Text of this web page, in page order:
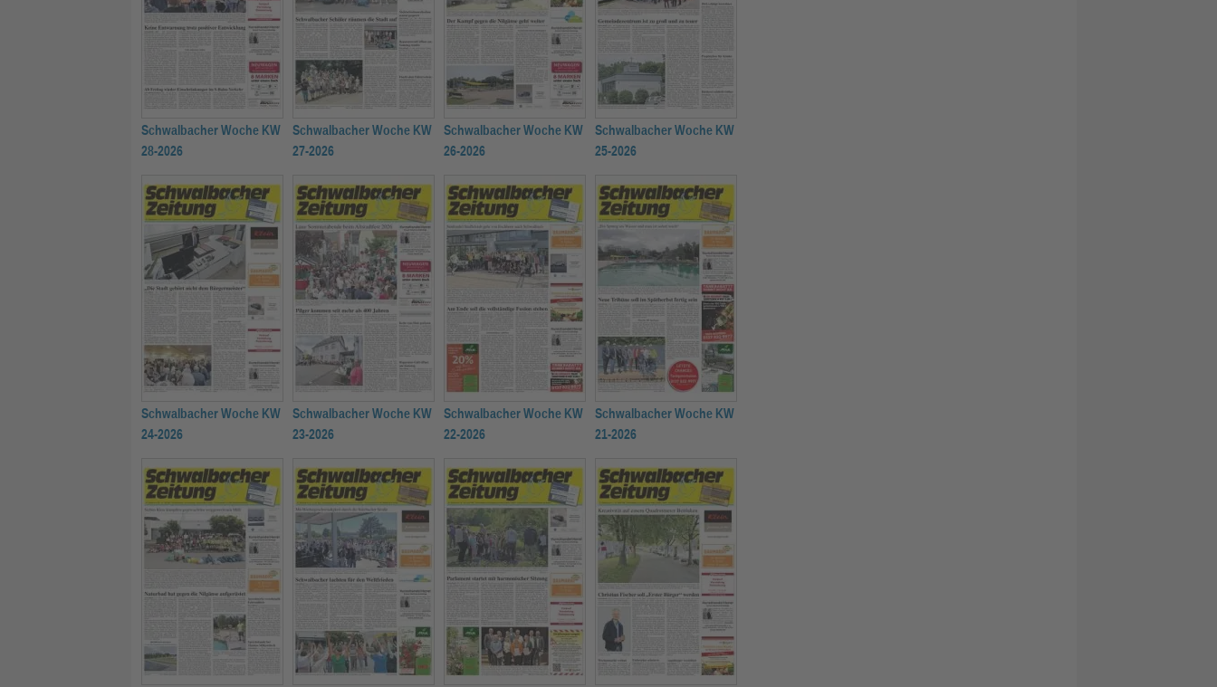
Schwalbacher Woche KW
28-2026
Schwalbacher Woche KW
27-2026
Schwalbacher Woche KW
26-2026
Schwalbacher Woche KW
25-2026
Schwalbacher Woche KW
24-2026
Schwalbacher Woche KW
23-2026
Schwalbacher Woche KW
22-2026
Schwalbacher Woche KW
21-2026